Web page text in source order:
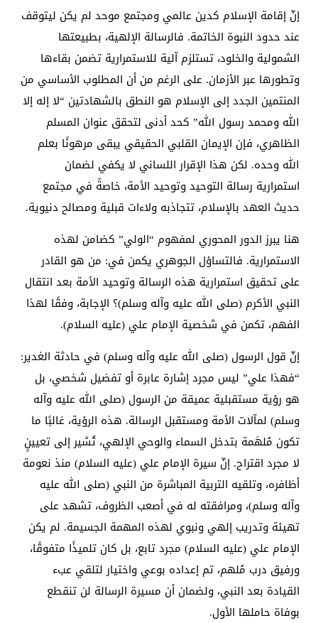
إنّ إقامة الإسلام كدين عالمي ومجتمع موحد لم يكن ليتوقف
عند حدود النبوة الخاتمة. فالرسالة الإلهية، بطبيعتها
الشمولية والخلود، تستلزم آلية للاستمرارية تضمن بقاءها
وتطورها عبر الأزمان. على الرغم من أن المطلوب الأساسي من
المنتمين الجدد إلى الإسلام هو النطق بالشهادتين “لا إله إلا
الله ومحمد رسول الله” كحد أدنى لتحقق عنوان المسلم
الظاهري، فإن الإيمان القلبي الحقيقي يبقى مرهونًا بعلم
الله وحده. لكن هذا الإقرار اللساني لا يكفي لضمان
استمرارية رسالة التوحيد وتوحيد الأمة، خاصةً في مجتمع
حديث العهد بالإسلام، تتجاذبه ولاءات قبلية ومصالح دنيوية.
هنا يبرز الدور المحوري لمفهوم “الولي” كضامن لهذه
الاستمرارية. فالتساؤل الجوهري يكمن في: من هو القادر
على تحقيق استمرارية هذه الرسالة وتوحيد الأمة بعد انتقال
النبي الأكرم (صلى الله عليه وآله وسلم)؟ الإجابة، وفقًا لهذا
الفهم، تكمن في شخصية الإمام علي (عليه السلام).
إنّ قول الرسول (صلى الله عليه وآله وسلم) في حادثة الغدير:
“فهذا علي” ليس مجرد إشارة عابرة أو تفضيل شخصي، بل
هو رؤية مستقبلية عميقة من الرسول (صلى الله عليه وآله
وسلم) لمآلات الأمة ومستقبل الرسالة. هذه الرؤية، غالبًا ما
تكون مُلهَمة بتدخل السماء والوحي الإلهي، تُشير إلى تعيينٍ
لا مجرد اقتراح. إنّ سيرة الإمام علي (عليه السلام) منذ نعومة
أظافره، وتلقيه التربية المباشرة من النبي (صلى الله عليه
وآله وسلم)، ومرافقته له في أصعب الظروف، تشهد على
تهيئة وتدريب إلهي ونبوي لهذه المهمة الجسيمة. لم يكن
الإمام علي (عليه السلام) مجرد تابع، بل كان تلميذًا متفوقًا،
ورفيق درب مُلهم، تم إعداده بوعي واختيار لتلقي عبء
القيادة بعد النبي، ولضمان أن مسيرة الرسالة لن تنقطع
بوفاة حاملها الأول.